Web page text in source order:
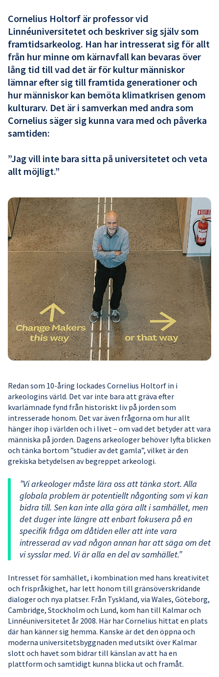
Cornelius Holtorf är professor vid
Linnéuniversitetet och beskriver sig själv som
framtidsarkeolog. Han har intresserat sig för allt
från hur minne om kärnavfall kan bevaras över
lång tid till vad det är för kultur människor
lämnar efter sig till framtida generationer och
hur människor kan bemöta klimatkrisen genom
kulturarv. Det är i samverkan med andra som
Cornelius säger sig kunna vara med och påverka
samtiden:
”Jag vill inte bara sitta på universitetet och veta
allt möjligt.”
Redan som 10-åring lockades Cornelius Holtorf in i
arkeologins värld. Det var inte bara att gräva efter
kvarlämnade fynd från historiskt liv på jorden som
intresserade honom. Det var även frågorna om hur allt
hänger ihop i världen och i livet – om vad det betyder att vara
människa på jorden. Dagens arkeologer behöver lyfta blicken
och tänka bortom ”studier av det gamla”, vilket är den
grekiska betydelsen av begreppet arkeologi.
”Vi arkeologer måste lära oss att tänka stort. Alla
globala problem är potentiellt någonting som vi kan
bidra till. Sen kan inte alla göra allt i samhället, men
det duger inte längre att enbart fokusera på en
specifik fråga om dåtiden eller att inte vara
intresserad av vad någon annan har att säga om det
vi sysslar med. Vi är alla en del av samhället.”
Intresset för samhället, i kombination med hans kreativitet
och frispråkighet, har lett honom till gränsöverskridande
dialoger och nya platser. Från Tyskland, via Wales, Göteborg,
Cambridge, Stockholm och Lund, kom han till Kalmar och
Linnéuniversitetet år 2008. Här har Cornelius hittat en plats
där han känner sig hemma. Kanske är det den öppna och
moderna universitetsbyggnaden med utsikt över Kalmar
slott och havet som bidrar till känslan av att ha en
plattform och samtidigt kunna blicka ut och framåt.